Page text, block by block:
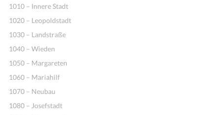
1010 – Innere Stadt
1020 – Leopoldstadt
1030 – Landstraße
1040 – Wieden
1050 – Margareten
1060 – Mariahilf
1070 – Neubau
1080 – Josefstadt